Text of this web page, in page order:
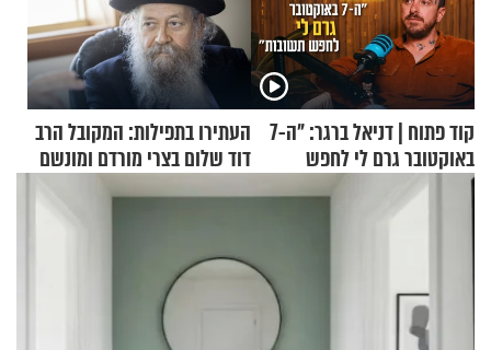
קוד פתוח | דניאל ברגר: "ה-7
באוקטובר גרם לי לחפש
תשובות"
העתירו בתפילות: המקובל הרב
דוד שלום בצרי מורדם ומונשם